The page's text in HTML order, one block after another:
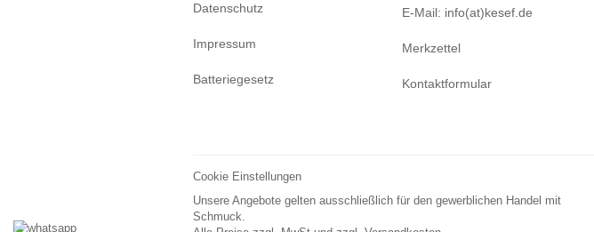
Datenschutz
Impressum
Batteriegesetz
E-Mail: info(at)kesef.de
Merkzettel
Kontaktformular
Cookie Einstellungen
Unsere Angebote gelten ausschließlich für den gewerblichen Handel mit
Schmuck.